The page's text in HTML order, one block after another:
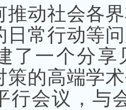
推动社会各
日常行动等
了一个分享
策的高端学
行会议，与